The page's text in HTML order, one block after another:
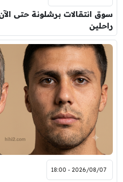
راحلين
2026/08/07 - 18:00